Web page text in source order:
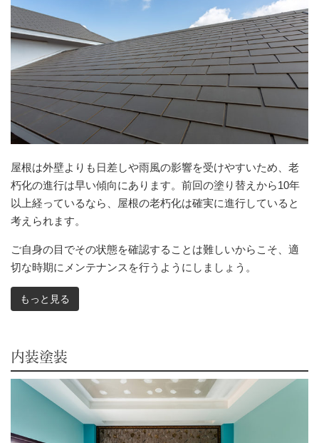
屋根は外壁よりも日差しや雨風の影響を受けやすいため、老
朽化の進行は早い傾向にあります。前回の塗り替えから10年
以上経っているなら、屋根の老朽化は確実に進行していると
考えられます。
ご自身の目でその状態を確認することは難しいからこそ、適
切な時期にメンテナンスを行うようにしましょう。
もっと見る
内装塗装